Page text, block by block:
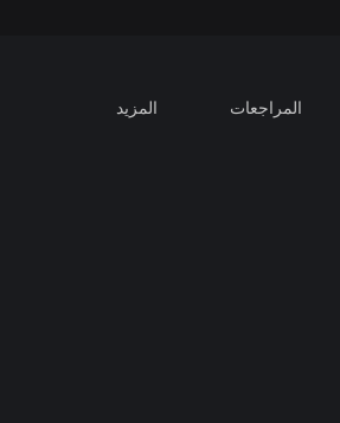
المراجعات المزيد